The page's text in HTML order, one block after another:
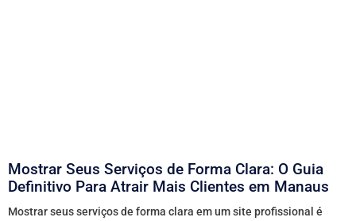
Mostrar Seus Serviços de Forma Clara: O Guia
Definitivo Para Atrair Mais Clientes em Manaus
Mostrar seus serviços de forma clara em um site profissional é